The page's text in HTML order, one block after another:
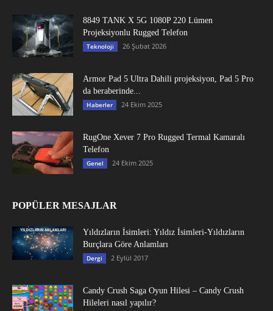
8849 TANK X 5G 1080P 220 Lümen
Projeksiyonlu Rugged Telefon
Teknoloji 26 Şubat 2026
Armor Pad 5 Ultra Dahili projeksiyon, Pad 5 Pro
da beraberinde...
Haberler 24 Ekim 2025
RugOne Xever 7 Pro Rugged Termal Kamaralı
Telefon
Genel 24 Ekim 2025
POPÜLER MESAJLAR
Yıldızların İsimleri: Yıldız İsimleri-Yıldızların
Burçlara Göre Anlamları
Dergi 2 Eylül 2017
Candy Crush Saga Oyun Hilesi – Candy Crush
Hileleri nasıl yapılır?